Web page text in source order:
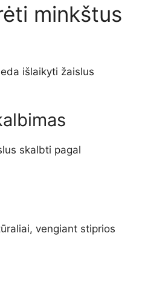
minkštus
išlaikyti žaislus
skalbti pagal
vengiant stiprios